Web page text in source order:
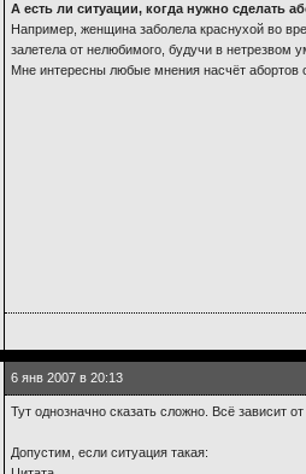
А есть ли ситуации, когда нужно сделать
Например, женщина заболела краснухой во
залетела от нелюбимого, будучи в нетрезвом
Мне интересны любые мнения насчёт абортов
6 янв 2007 в 20:13
Тут однозначно сказать сложно. Всё зависит от
Допустим, если ситуация такая: